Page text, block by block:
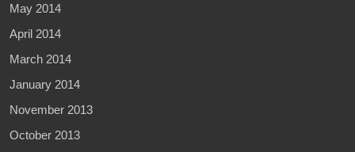
May 2014
April 2014
March 2014
January 2014
November 2013
October 2013